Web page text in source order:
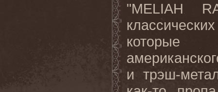
"MELIAH
которые
и трэш-